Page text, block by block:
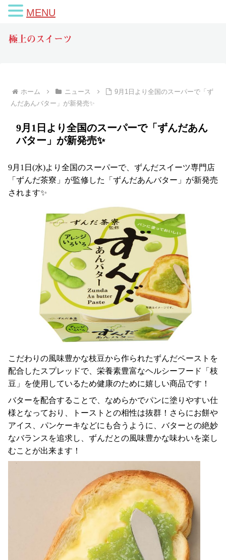
極上のスイーツ
ホーム ニュース
9月1日より全国のスーパーで「ず
んだあんバター」が新発売✨
9月1日より全国のスーパーで「ずんだあん
バター」が新発売✨
9月1日(水)より全国のスーパーで、ずんだスイーツ専門店
「ずんだ茶寮」が監修した「ずんだあんバター」が新発売
されます✨
こだわりの風味豊かな枝豆から作られたずんだペーストを
配合したスプレッドで、栄養素豊富なヘルシーフード「枝
豆」を使用しているため健康のために嬉しい商品です！
バターを配合することで、なめらかでパンに塗りやすい仕
様となっており、トーストとの相性は抜群！さらにお餅や
アイス、パンケーキなどにも合うように、バターとの絶妙
なバランスを追求し、ずんだとの風味豊かな味わいを楽し
むことが出来ます！
MENU